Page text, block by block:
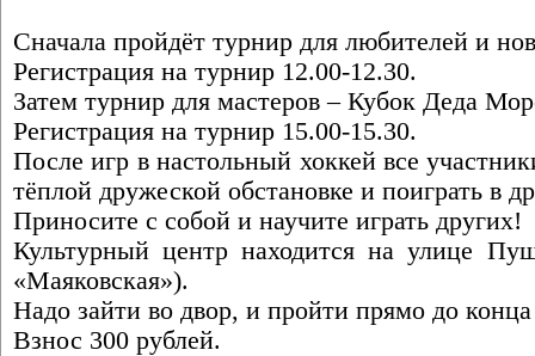
Сначала пройдёт турнир для любителей и
Регистрация на турнир 12.00-12.30.
Затем турнир для мастеров – Кубок Деда
Регистрация на турнир 15.00-15.30.
После игр в настольный хоккей все
тёплой дружеской обстановке и поиграть в
Приносите с собой и научите играть других!
Культурный центр находится на улице
«Маяковская»).
Надо зайти во двор, и пройти прямо до
Взнос 300 рублей.